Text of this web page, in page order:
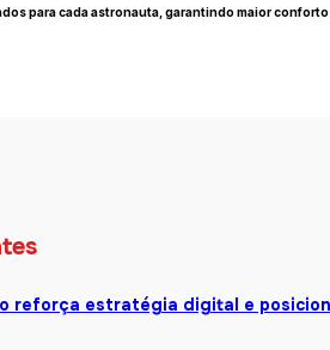
para cada astronauta, garantindo maior
reforça estratégia digital e